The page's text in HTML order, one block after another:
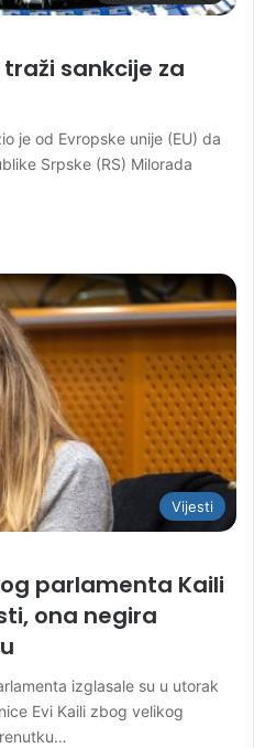
sankcije za
je od Evropske unije (EU) da
Srpske (RS) Milorada
Vijesti
parlamenta Kaili
ona negira
izglasale su u utorak
Evi Kaili zbog velikog